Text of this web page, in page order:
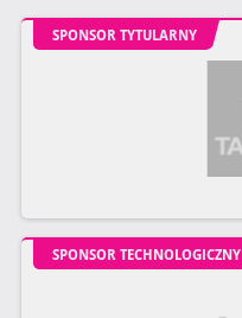
SPONSOR TYTULARNY
SPONSOR TECHNOLOGICZNY